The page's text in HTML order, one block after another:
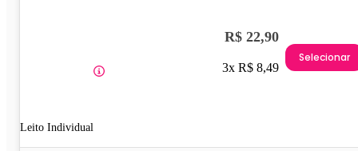
Leito Individual
R$ 22,90
3x R$ 8,49
Selecionar